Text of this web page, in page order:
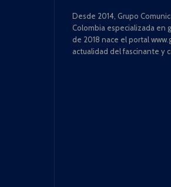
Desde 2014, Grupo
Colombia especializada en
de 2018 nace el portal
actualidad del fascinante y